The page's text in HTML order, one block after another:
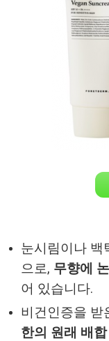
눈시림이나 백
으로, 무향에
어 있습니다.
비건인증을 받
한의 원래 배